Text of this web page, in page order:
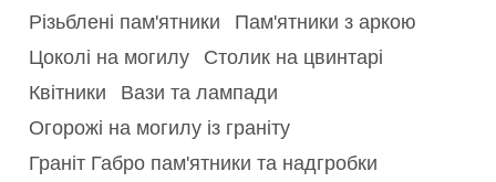
Різьблені пам'ятники
Пам'ятники з аркою
Цоколі на могилу
Столик на цвинтарі
Квітники
Вази та лампади
Огорожі на могилу із граніту
Граніт Габро пам'ятники та надгробки